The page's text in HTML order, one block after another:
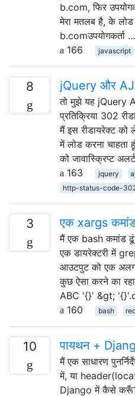
b.com, फिर
मेरा मतलब है, के
b.comउपयोगकर्ता …
166
javascript
8 jQuery और
तो मुझे यह jQuery
प्रतिक्रिया 302
मैं इस रीडायरेक्ट
में लोड करना चाहता
को जावास्क्रिप्ट
163
jquery
http-status-code-
3 एक xargs
मैं एक bash कमांड
एक डायरेक्टरी में
आउटपुट को एक अलग
कुछ ऐसा करने का
ABC '{}' &gt;
160
bash
10 पायथन +
मैं एक साधारण
में, या
Django में कैसे